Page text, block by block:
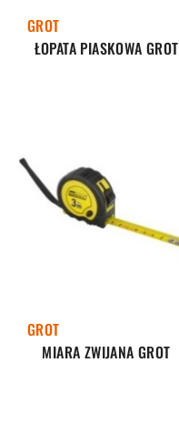
GROT
ŁOPATA PIASKOWA GROT
GROT
MIARA ZWIJANA GROT